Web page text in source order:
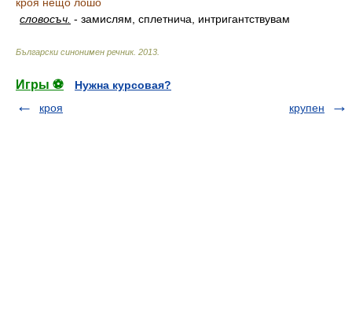
словосъч. - замислям, сплетнича, интригантствувам
Български синонимен речник. 2013
Игры ⚽
Нужна курсовая?
кроя
крупен